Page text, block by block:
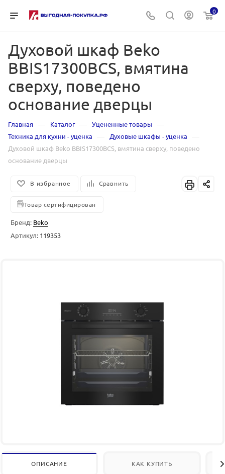
0
Духовой шкаф Beko
BBIS17300BCS, вмятина
сверху, поведено
основание дверцы
Главная — Каталог — Уцененные товары —
Техника для кухни - уценка — Духовые шкафы - уценка —
Духовой шкаф Beko BBIS17300BCS, вмятина сверху, поведено
основание дверцы
В избранное Сравнить
Товар сертифицирован
Бренд: Beko
Артикул: 119353
ОПИСАНИЕ КАК КУПИТЬ